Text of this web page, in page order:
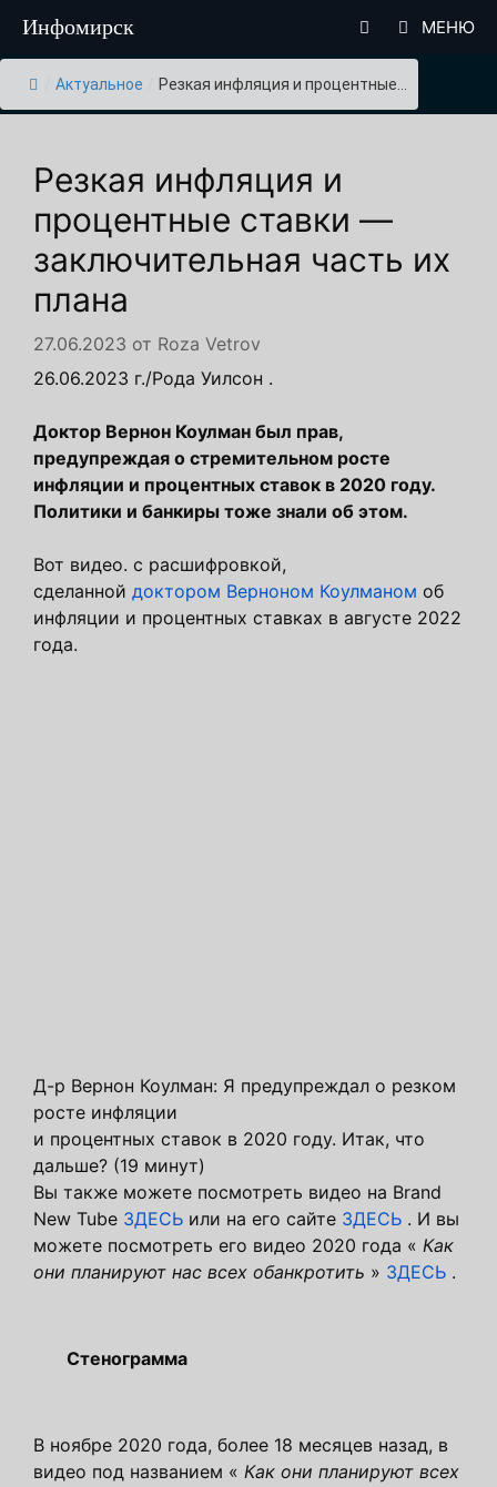
содержимому
Инфомирск МЕНЮ
Актуальное Резкая инфляция и процентные...
Резкая инфляция и
процентные ставки —
заключительная часть их
плана
27.06.2023 от Roza Vetrov
26.06.2023 г./Рода Уилсон .
Доктор Вернон Коулман был прав,
предупреждая о стремительном росте
инфляции и процентных ставок в 2020 году.
Политики и банкиры тоже знали об этом.
Вот видео. с расшифровкой,
сделанной доктором Верноном Коулманом об
инфляции и процентных ставках в августе 2022
года.
Д-р Вернон Коулман: Я предупреждал о резком
росте инфляции
и процентных ставок в 2020 году. Итак, что
дальше? (19 минут)
Вы также можете посмотреть видео на Brand
New Tube ЗДЕСЬ или на его сайте ЗДЕСЬ . И вы
можете посмотреть его видео 2020 года « Как
они планируют нас всех обанкротить » ЗДЕСЬ .
Стенограмма
В ноябре 2020 года, более 18 месяцев назад, в
видео под названием « Как они планируют всех